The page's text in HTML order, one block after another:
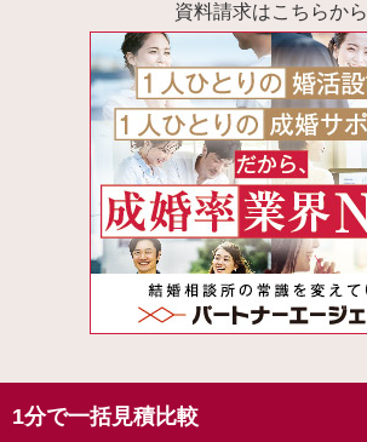
資料請求はこちらから
1分で一括見積比較